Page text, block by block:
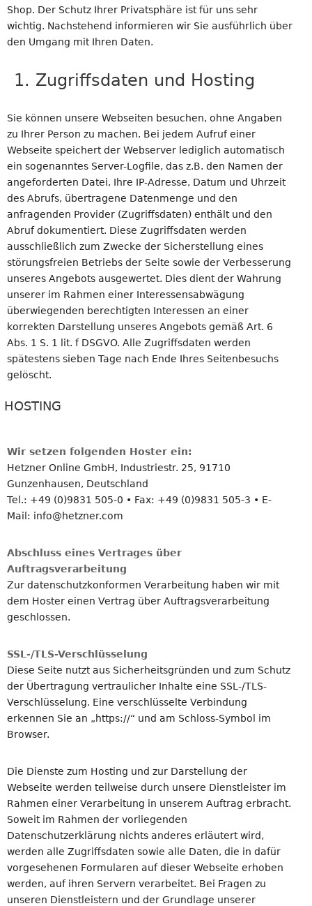
Shop. Der Schutz Ihrer Privatsphäre ist für uns sehr
wichtig. Nachstehend informieren wir Sie ausführlich über
den Umgang mit Ihren Daten.
1. Zugriffsdaten und Hosting
Sie können unsere Webseiten besuchen, ohne Angaben
zu Ihrer Person zu machen. Bei jedem Aufruf einer
Webseite speichert der Webserver lediglich automatisch
ein sogenanntes Server-Logfile, das z.B. den Namen der
angeforderten Datei, Ihre IP-Adresse, Datum und Uhrzeit
des Abrufs, übertragene Datenmenge und den
anfragenden Provider (Zugriffsdaten) enthält und den
Abruf dokumentiert. Diese Zugriffsdaten werden
ausschließlich zum Zwecke der Sicherstellung eines
störungsfreien Betriebs der Seite sowie der Verbesserung
unseres Angebots ausgewertet. Dies dient der Wahrung
unserer im Rahmen einer Interessensabwägung
überwiegenden berechtigten Interessen an einer
korrekten Darstellung unseres Angebots gemäß Art. 6
Abs. 1 S. 1 lit. f DSGVO. Alle Zugriffsdaten werden
spätestens sieben Tage nach Ende Ihres Seitenbesuchs
gelöscht.
HOSTING
Wir setzen folgenden Hoster ein:
Hetzner Online GmbH, Industriestr. 25, 91710
Gunzenhausen, Deutschland
Tel.: +49 (0)9831 505-0 • Fax: +49 (0)9831 505-3 • E-
Mail: info@hetzner.com
Abschluss eines Vertrages über
Auftragsverarbeitung
Zur datenschutzkonformen Verarbeitung haben wir mit
dem Hoster einen Vertrag über Auftragsverarbeitung
geschlossen.
SSL-/TLS-Verschlüsselung
Diese Seite nutzt aus Sicherheitsgründen und zum Schutz
der Übertragung vertraulicher Inhalte eine SSL-/TLS-
Verschlüsselung. Eine verschlüsselte Verbindung
erkennen Sie an „https://“ und am Schloss-Symbol im
Browser.
Die Dienste zum Hosting und zur Darstellung der
Webseite werden teilweise durch unsere Dienstleister im
Rahmen einer Verarbeitung in unserem Auftrag erbracht.
Soweit im Rahmen der vorliegenden
Datenschutzerklärung nichts anderes erläutert wird,
werden alle Zugriffsdaten sowie alle Daten, die in dafür
vorgesehenen Formularen auf dieser Webseite erhoben
werden, auf ihren Servern verarbeitet. Bei Fragen zu
unseren Dienstleistern und der Grundlage unserer